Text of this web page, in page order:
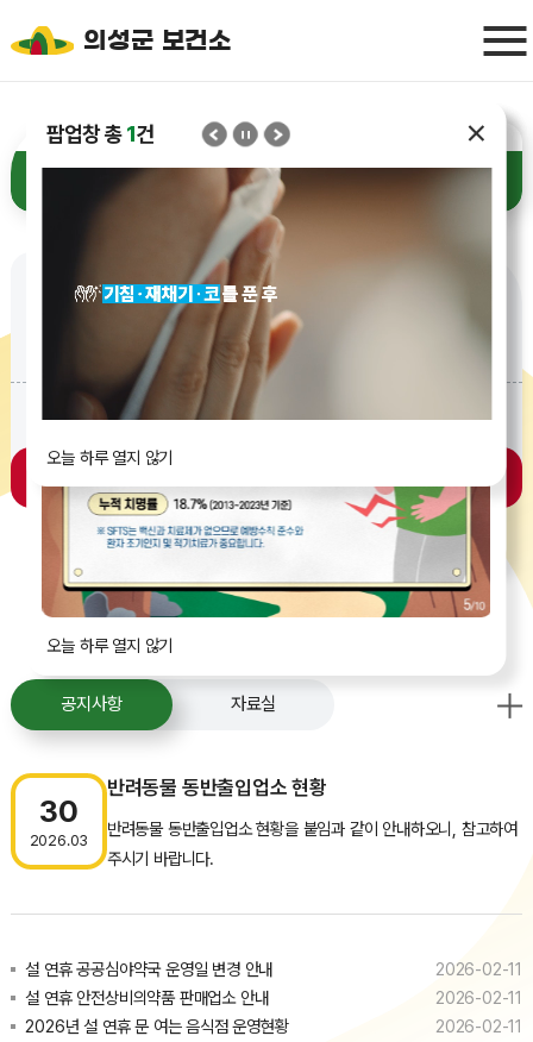
의성군 보건소
팝업창 총15건
오늘 하루 열지 않기
팝업창 총20
오늘 하루 열지 않기
팝업창 총1건
오늘 하루 열지 않기
진료전화
09:00 ~ 18:00
토·일·공휴일 휴무
대표전화 054-830-6660
진료과목 기관안내 오시는 길 예방접종
공지사항
30
2026.03
반려동물 동반출입업소 현황
반려동물 동반출입업소 현황을 붙임과 같이 안내하오니, 참고하여
주시기 바랍니다.
설 연휴 공공심야약국 운영일 변경 안내
2026-02-11
설 연휴 안전상비의약품 판매업소 안내
2026-02-11
2026년 설 연휴 문 여는 음식점 운영현황
2026-02-11
자료실